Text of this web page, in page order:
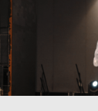
Aftermovie Dia